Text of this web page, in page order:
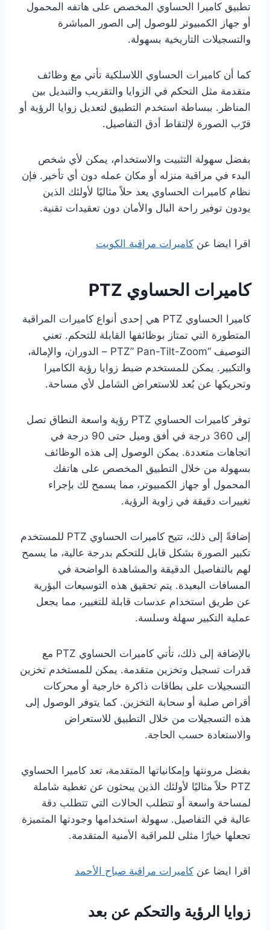
تطبيق كاميرا الحساوي المخصص على هاتفه المحمول
أو جهاز الكمبيوتر للوصول إلى الصور المباشرة
والتسجيلات التاريخية بسهولة.
كما أن كاميرات الحساوي اللاسلكية تأتي مع وظائف
متقدمة مثل التحكم في الزوايا والتقريب والتبديل بين
المناظر. ببساطة استخدم التطبيق لتعديل زوايا الرؤية أو
قرّب الصورة لإلتقاط أدق التفاصيل.
بفضل سهولة التثبيت والاستخدام، يمكن لأي شخص
البدء في مراقبة منزله أو مكان عمله دون أي تأخير. فإن
نظام كاميرات الحساوي يعد حلاً مثاليًا لأولئك الذين
يودون توفير راحة البال والأمان دون تعقيدات تقنية.
اقرا ايضا عن كاميرات مراقبة الكويت
كاميرات الحساوي PTZ
كاميرا الحساوي PTZ هي إحدى أنواع كاميرات المراقبة
المتطورة التي تمتاز بوظائفها القابلة للتحكم. تعني
التوصيف “PTZ” Pan-Tilt-Zoom – الدوران، والإمالة،
والتكبير. يمكن للمستخدم ضبط زوايا رؤية الكاميرا
وتحريكها عن بُعد للاستعراض الشامل لأي مساحة.
توفر كاميرات الحساوي PTZ رؤية واسعة النطاق تصل
إلى 360 درجة في أفق وميل حتى 90 درجة في
اتجاهات متعددة. يمكن الوصول إلى هذه الوظائف
بسهولة من خلال التطبيق المخصص على هاتفك
المحمول أو جهاز الكمبيوتر، مما يسمح لك بإجراء
تغييرات دقيقة في زاوية الرؤية.
إضافةً إلى ذلك، تتيح كاميرات الحساوي PTZ للمستخدم
تكبير الصورة بشكل قابل للتحكم بدرجة عالية، ما يسمح
لهم بالتفاصيل الدقيقة والمشاهدة الواضحة في
المسافات البعيدة. يتم تحقيق هذه التوسيعات البؤرية
عن طريق استخدام عدسات قابلة للتغيير، مما يجعل
عملية التكبير سهلة وسلسة.
بالإضافة إلى ذلك، تأتي كاميرات الحساوي PTZ مع
قدرات تسجيل وتخزين متقدمة. يمكن للمستخدم تخزين
التسجيلات على بطاقات ذاكرة خارجية أو محركات
أقراص صلبة أو سحابة التخزين. كما يتوفر الوصول إلى
هذه التسجيلات من خلال التطبيق للاستعراض
والاستعادة حسب الحاجة.
بفضل مرونتها وإمكانياتها المتقدمة، تعد كاميرا الحساوي
PTZ حلاً مثاليًا لأولئك الذين يبحثون عن تغطية شاملة
لمساحة واسعة أو تتطلب الحالات التي تتطلب دقة
عالية في التفاصيل. سهولة استخدامها وجودتها المتميزة
تجعلها خيارًا مثلى للمراقبة الأمنية المتقدمة.
اقرا ايضا عن كاميرات مراقبة صباح الأحمد
زوايا الرؤية والتحكم عن بعد